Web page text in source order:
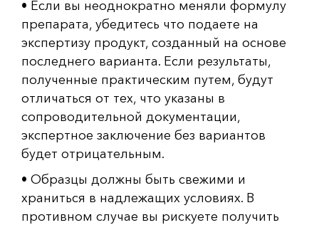
• Если вы неоднократно меняли формулу
препарата, убедитесь что подаете на
экспертизу продукт, созданный на основе
последнего варианта. Если результаты,
полученные практическим путем, будут
отличаться от тех, что указаны в
сопроводительной документации,
экспертное заключение без вариантов
будет отрицательным.
• Образцы должны быть свежими и
храниться в надлежащих условиях. В
противном случае вы рискуете получить